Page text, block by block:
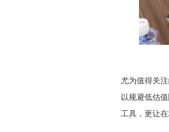
尤为值得关
以规避低估
工具，更让